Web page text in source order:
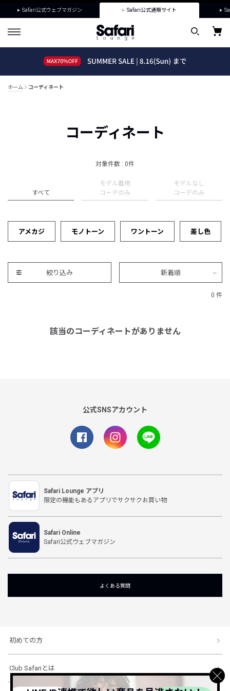
Safari公式ウェブマガジン Safari公式通販サイト
ホーム コーディネート
コーディネート
対象件数 : 0件
すべて
モデル着用
コーデのみ
モデルなし
コーデのみ
アメカジ モノトーン ワントーン 差し色
絞り込み 新着順
0 件
該当のコーディネートがありません
公式SNSアカウント
Safari Lounge アプリ
限定の機能もあるアプリでサクサクお買い物
Safari Online
Safari公式ウェブマガジン
よくある質問
初めての方
Club Safariとは